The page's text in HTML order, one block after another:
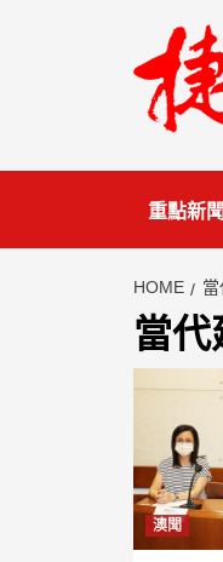
重點新聞
HOME
當代
澳聞